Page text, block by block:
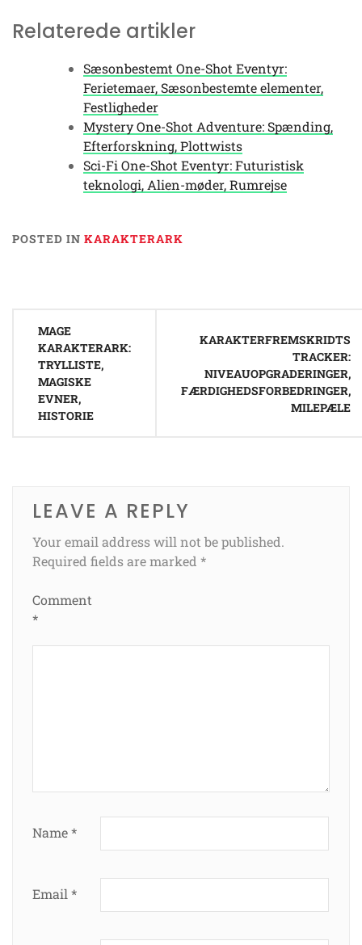
Relaterede artikler
Sæsonbestemt One-Shot Eventyr:
Ferietemaer, Sæsonbestemte elementer,
Festligheder
Mystery One-Shot Adventure: Spænding,
Efterforskning, Plottwists
Sci-Fi One-Shot Eventyr: Futuristisk
teknologi, Alien-møder, Rumrejse
POSTED IN KARAKTERARK
navigation
MAGE
KARAKTERARK:
TRYLLISTE,
MAGISKE
EVNER,
HISTORIE
KARAKTERFREMSKRIDTS
TRACKER:
NIVEAUOPGRADERINGER,
FÆRDIGHEDSFORBEDRINGER,
MILEPÆLE
LEAVE A REPLY
Your email address will not be published.
Required fields are marked *
Comment
*
Name*
Email *